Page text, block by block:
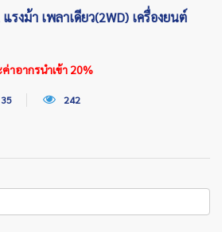
รงม้า เพลาเดียว(2WD) เครื่องยนต์
าอากรนำเข้า 20%
242